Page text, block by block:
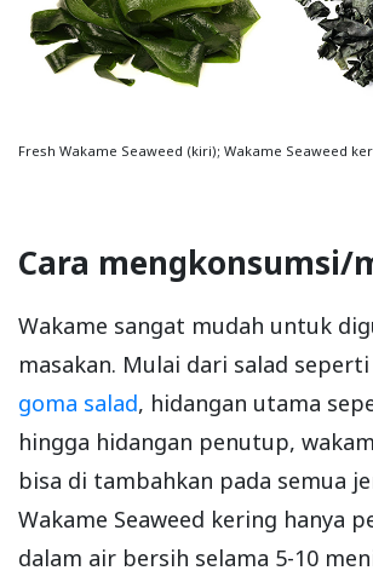
Fresh Wakame Seaweed (kiri); Wakame Seaweed
Cara mengkonsumsi/
Wakame sangat mudah untuk
masakan. Mulai dari salad seperti
goma salad, hidangan utama
hingga hidangan penutup,
bisa di tambahkan pada semua
Wakame Seaweed kering hanya
dalam air bersih selama 5-10